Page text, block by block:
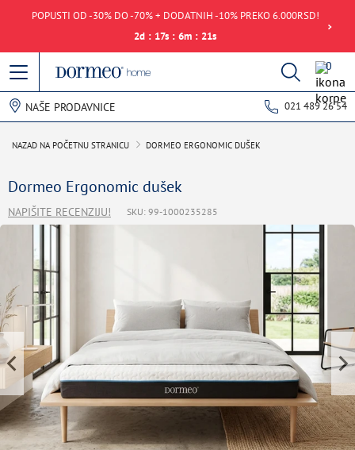
POPUSTI OD -30% DO -70% + DODATNIH -10% PREKO 6.000RSD!
2d : 17s : 6m : 21s
0
NAŠE PRODAVNICE 021 489 26 54
NAZAD NA POČETNU STRANICU DORMEO ERGONOMIC DUŠEK
Dormeo Ergonomic dušek
NAPIŠITE RECENZIJU! SKU: 99-1000235285